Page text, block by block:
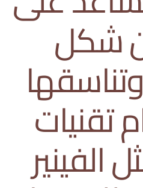
شكل
تقنيات
الفينير